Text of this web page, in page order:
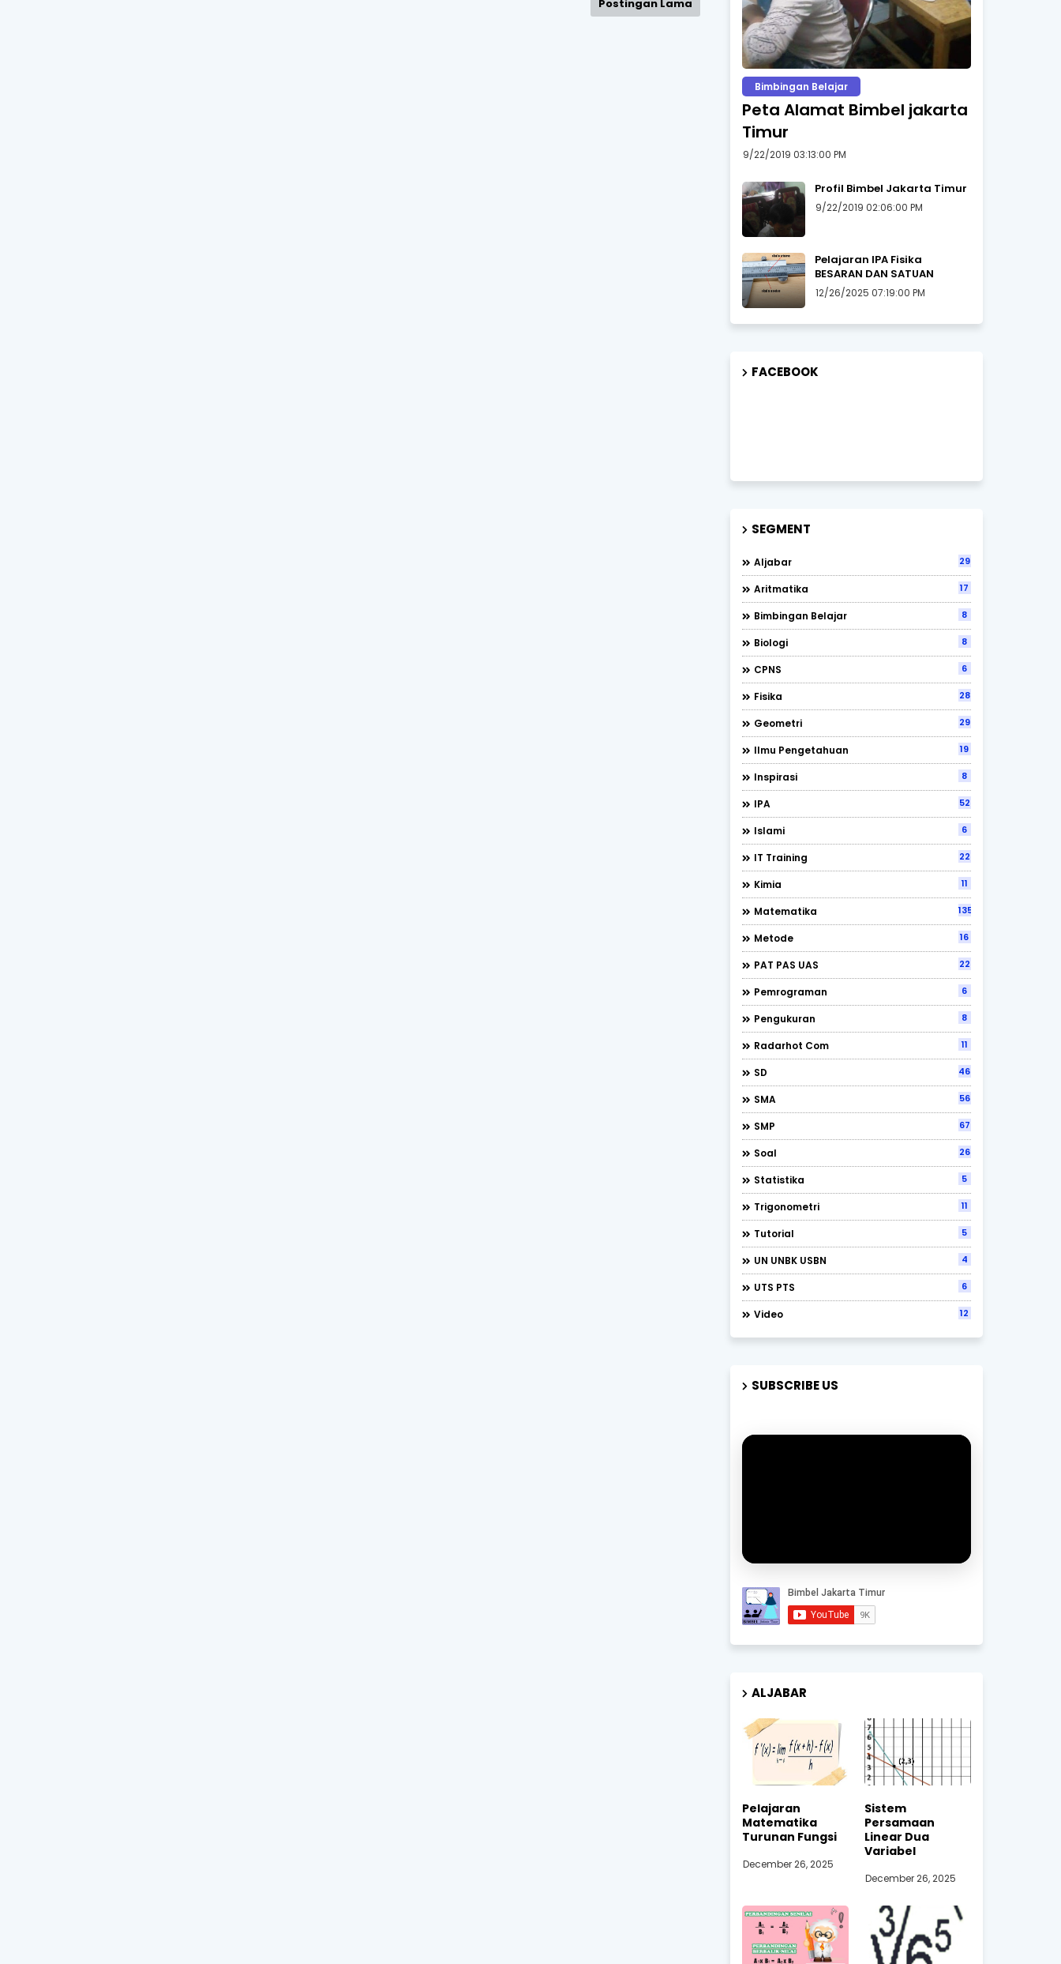
Postingan Lama
Bimbingan Belajar
Peta Alamat Bimbel jakarta
Timur
9/22/2019 03:13:00 PM
Profil Bimbel Jakarta Timur
9/22/2019 02:06:00 PM
Pelajaran IPA Fisika
BESARAN DAN SATUAN
12/26/2025 07:19:00 PM
FACEBOOK
SEGMENT
Aljabar 29
Aritmatika 17
Bimbingan Belajar 8
Biologi 8
CPNS 6
Fisika 28
Geometri 29
Ilmu Pengetahuan 19
Inspirasi 8
IPA 52
Islami 6
IT Training 22
Kimia 11
Matematika 135
Metode 16
PAT PAS UAS 22
Pemrograman 6
Pengukuran 8
Radarhot Com 11
SD 46
SMA 56
SMP 67
Soal 26
Statistika 5
Trigonometri 11
Tutorial 5
UN UNBK USBN 4
UTS PTS 6
Video 12
SUBSCRIBE US
ALJABAR
Pelajaran
Matematika
Turunan Fungsi
December 26, 2025
Sistem
Persamaan
Linear Dua
Variabel
December 26, 2025